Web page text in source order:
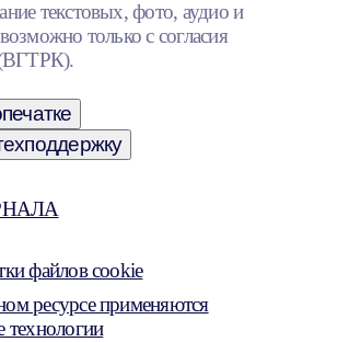
текстовых, фото, аудио и
только с согласия
(ВГТРК).
файлов cookie
ресурсе применяются
технологии